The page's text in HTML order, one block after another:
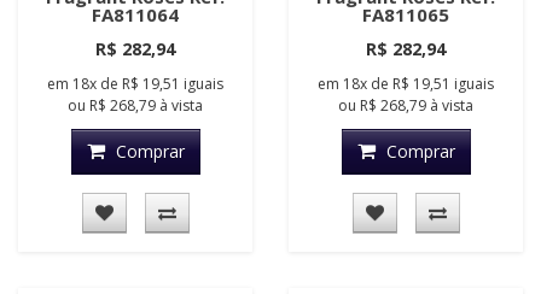
FA811064
R$ 282,94
em 18x de R$ 19,51 iguais
ou R$ 268,79 à vista
Comprar
FA811065
R$ 282,94
em 18x de R$ 19,51 iguais
ou R$ 268,79 à vista
Comprar